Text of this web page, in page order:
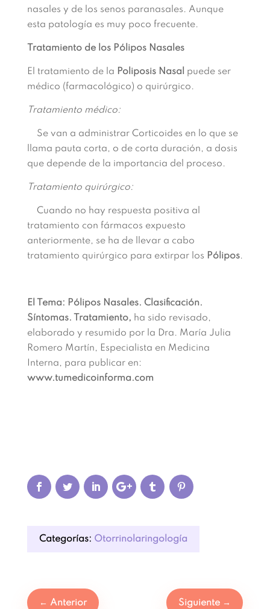
nasales y de los senos paranasales. Aunque
esta patología es muy poco frecuente.
Tratamiento de los Pólipos Nasales
El tratamiento de la Poliposis Nasal
puede ser
médico (farmacológico) o quirúrgico.
Tratamiento médico:
Se van a administrar Corticoides en lo que se
llama pauta corta, o de corta duración, a dosis
que depende de la importancia del proceso.
Tratamiento quirúrgico:
Cuando no hay respuesta positiva al
tratamiento con fármacos expuesto
anteriormente, se ha de llevar a cabo
tratamiento quirúrgico para extirpar los Pólipos.
El Tema: Pólipos Nasales. Clasificación.
Síntomas. Tratamiento, ha sido revisado,
elaborado y resumido por la Dra. María Julia
Romero Martín, Especialista en Medicina
Interna, para publicar en:
www.tumedicoinforma.com
Categorías: Otorrinolaringología
← Anterior Siguiente →